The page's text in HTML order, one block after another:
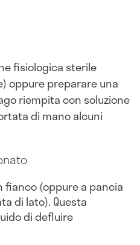
fisiologica sterile
oppure preparare una
riempita con soluzione
di mano alcuni
fianco (oppure a pancia
di lato). Questa
di defluire